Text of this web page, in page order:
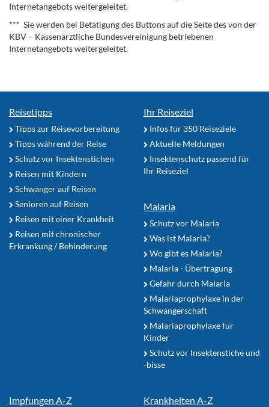
Internetangebots weitergeleitet.
*** Sie werden bei Betätigung des Buttons auf die Seite des von der
KBV – Kassenärztliche Bundesvereinigung betriebenen
Internetangebots weitergeleitet.
Reisetipps
Tipps zur Reisevorbereitung
Tipps während der Reise
Schutz vor Insektenstichen
Reisen mit Kindern
Schwanger auf Reisen
Senioren auf Reisen
Reisen mit einer Krankheit
Reisen mit chronischer
Erkrankung / Behinderung
Ihr Reiseziel
Infos für 350 Reiseziele
Aktuelle Meldungen
Insektenschutz passend für
Ihr Reiseziel
Malaria
Schutz vor Malaria
Was ist Malaria?
Wo gibt es Malaria?
Malaria - Übertragung
Gefahr durch Malaria
Malariaprophylaxe in der
Schwangerschaft
Malariaprophylaxe für
Kinder
Schutz vor Insektenstiche und
-bisse
Impfungen A-Z Krankheiten A-Z